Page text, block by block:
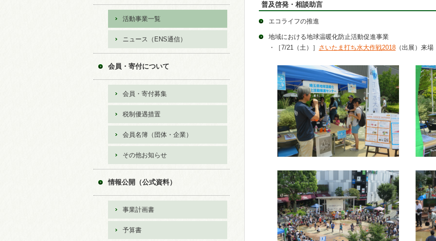
普及啓発・相談助言
エコライフの推進
地域における地球温暖化防止活動促進事業
・［7/21（土）］ さいたま打ち水大作戦2018 （出展）来
活動事業一覧
ニュース（ENS通信）
会員・寄付について
会員・寄付募集
税制優遇措置
会員名簿（団体・企業）
その他お知らせ
情報公開（公式資料）
事業計画書
予算書